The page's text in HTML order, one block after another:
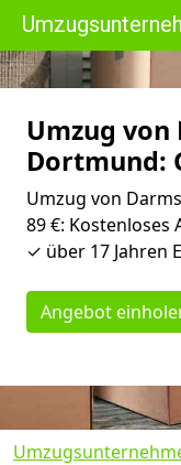
Umzug
Dortmund:
Umzug von
89 €:
✓ über 17 Jahren
Angebot